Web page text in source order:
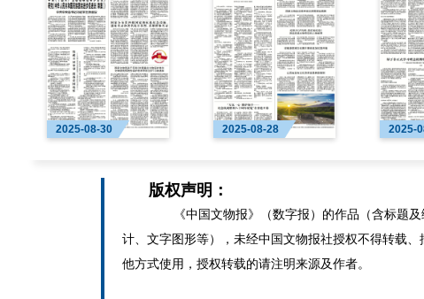
2025-08-30 2025-08-28 2025-
版权声明：
《中国文物报》（数字报）的作品（含标题及
计、文字图形等），未经中国文物报社授权不得转载、
他方式使用，授权转载的请注明来源及作者。